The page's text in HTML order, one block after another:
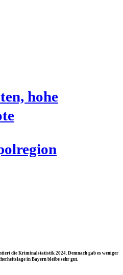
hohe
die Kri­mi­nal­sta­tis­tik 2024. Dem­nach gab es weni­ger
in Bay­ern blei­be sehr gut.